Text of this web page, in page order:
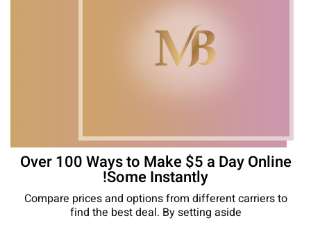
Over 100 Ways to Make $5 a Day Online
Some Instantly!
Compare prices and options from different carriers to
find the best deal. By setting aside